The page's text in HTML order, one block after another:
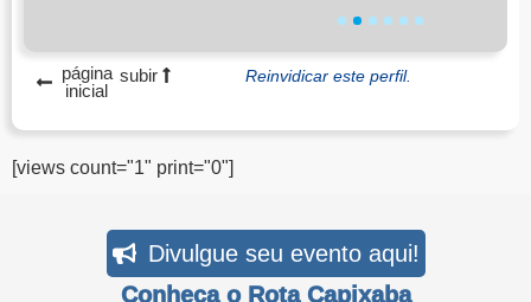
5 6
página
inicial
subir Reinvidicar este perfil.
[views count="1" print="0"]
Divulgue seu evento aqui!
Conheça o Rota Capixaba